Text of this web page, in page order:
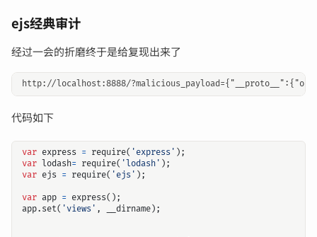
ejs经典审计
经过一会的折磨终于是给复现出来了
代码如下
var express = require( 'express' );
var lodash= require( 'lodash' );
var ejs = require( 'ejs' );
var app = express();
app. set( 'views' , __dirname);